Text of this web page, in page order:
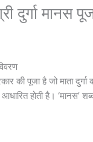
मानस
की पूजा है जो माता दुर्गा
होती है। ‘मानस’